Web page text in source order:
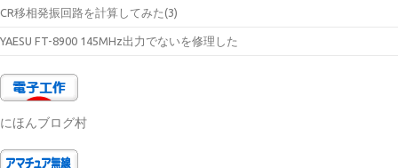
CR移相発振回路を計算してみた(3)
YAESU FT-8900 145MHz出力でないを修理した
にほんブログ村